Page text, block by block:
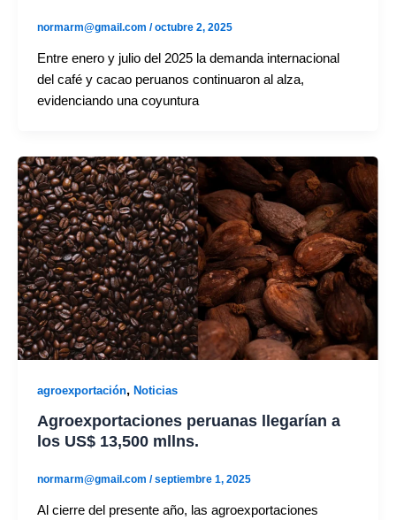
normarm@gmail.com /octubre 2, 2025
Entre enero y julio del 2025 la demanda internacional
del café y cacao peruanos continuaron al alza,
evidenciando una coyuntura
agroexportación, Noticias
Agroexportaciones peruanas llegarían a
los US$ 13,500 mllns.
normarm@gmail.com /septiembre 1, 2025
Al cierre del presente año, las agroexportaciones